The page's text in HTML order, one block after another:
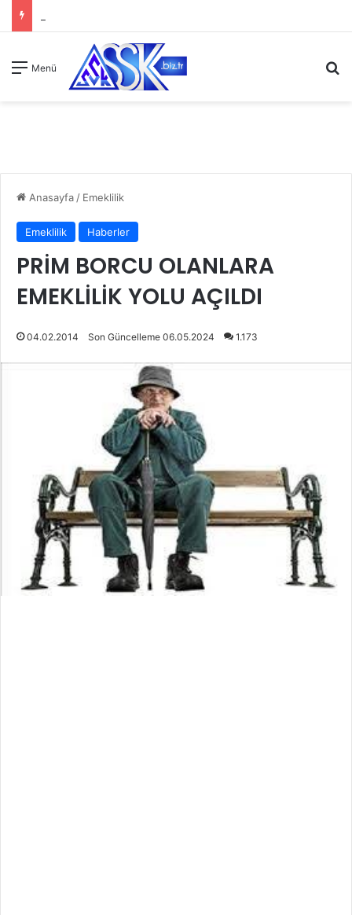
Menü
Anasayfa / Emeklilik
Emeklilik Haberler
PRİM BORCU OLANLARA
EMEKLİLİK YOLU AÇILDI
04.02.2014 Son Güncelleme 06.05.2024 1.173